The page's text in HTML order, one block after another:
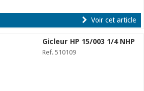
Voir cet article
Gicleur HP 15/003 1/4 NHP
Ref. 510109